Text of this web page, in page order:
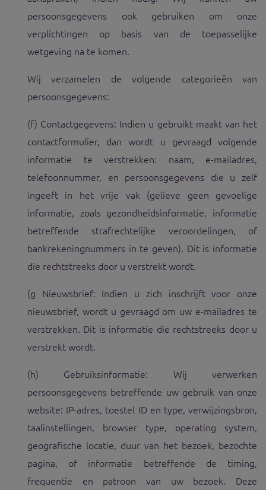
persoonsgegevens ook gebruiken om onze
verplichtingen op basis van de toepasselijke
wetgeving na te komen.
Wij verzamelen de volgende categorieën van
persoonsgegevens:
(f) Contactgegevens: Indien u gebruikt maakt van het
contactformulier, dan wordt u gevraagd volgende
informatie te verstrekken: naam, e-mailadres,
telefoonnummer, en persoonsgegevens die u zelf
ingeeft in het vrije vak (gelieve geen gevoelige
informatie, zoals gezondheidsinformatie, informatie
betreffende strafrechtelijke veroordelingen, of
bankrekeningnummers in te geven). Dit is informatie
die rechtstreeks door u verstrekt wordt.
(g Nieuwsbrief: Indien u zich inschrijft voor onze
nieuwsbrief, wordt u gevraagd om uw e-mailadres te
verstrekken. Dit is informatie die rechtstreeks door u
verstrekt wordt.
(h) Gebruiksinformatie: Wij verwerken
persoonsgegevens betreffende uw gebruik van onze
website: IP-adres, toestel ID en type, verwijzingsbron,
taalinstellingen, browser type, operating system,
geografische locatie, duur van het bezoek, bezochte
pagina, of informatie betreffende de timing,
frequentie en patroon van uw bezoek. Deze